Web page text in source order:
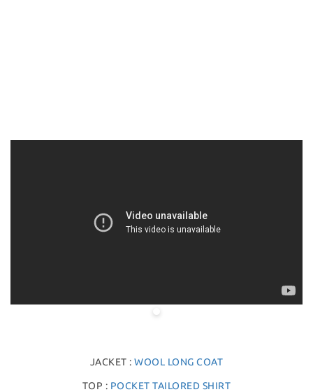
JACKET :WOOL LONG COAT
TOP : POCKET TAILORED SHIRT